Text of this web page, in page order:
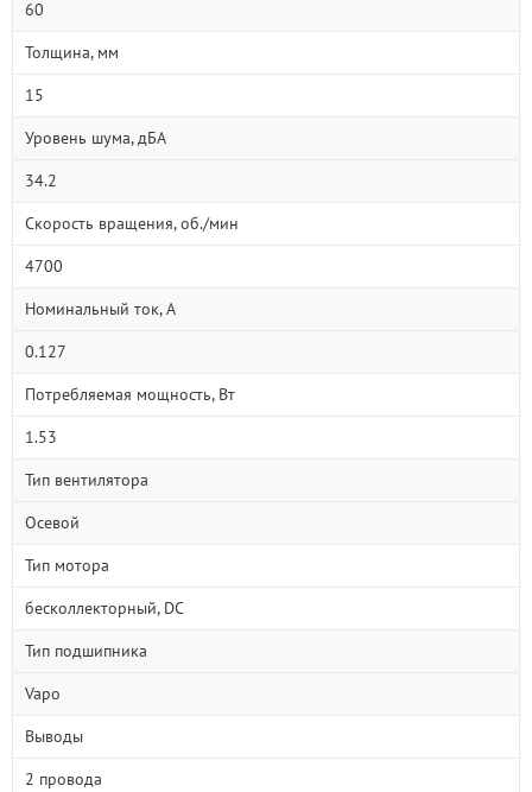
60
Толщина, мм
15
Уровень шума, дБА
34.2
Скорость вращения, об./мин
4700
Номинальный ток, А
0.127
Потребляемая мощность, Вт
1.53
Тип вентилятора
Осевой
Тип мотора
бесколлекторный, DC
Тип подшипника
Vapo
Выводы
2 провода